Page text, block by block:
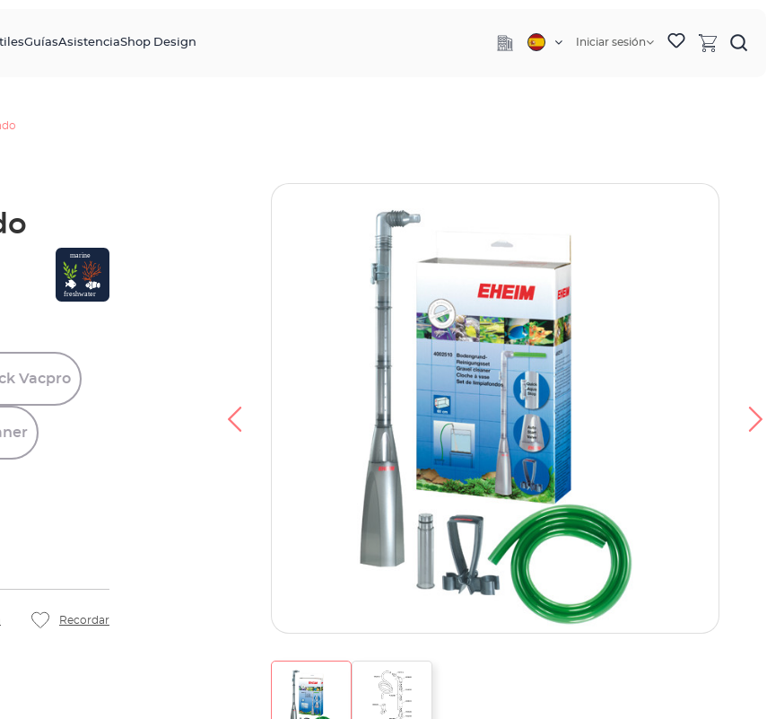
GuíasAsistenciaShop Design Iniciar sesión
Vacpro
Recordar